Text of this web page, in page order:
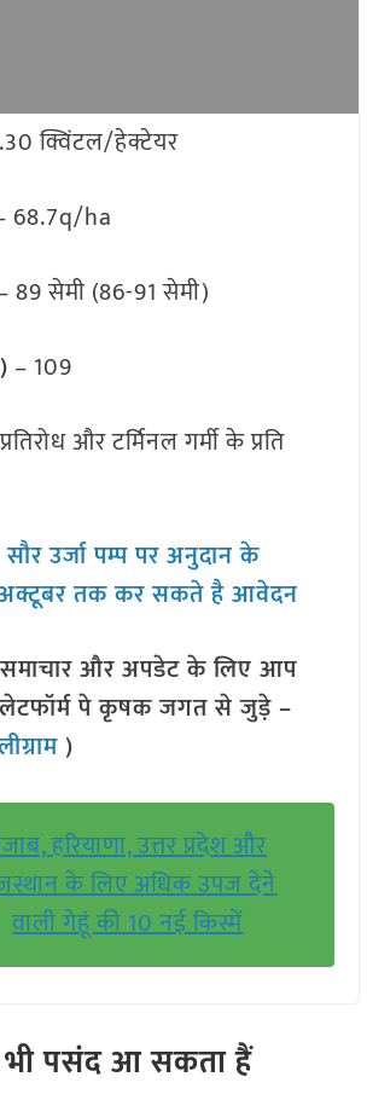
क्विंटल/हेक्टेयर
68.7q/ha
89 सेमी (86-91 सेमी)
– 109
और टर्मिनल गर्मी के प्रति
सौर उर्जा पम्प पर अनुदान के
तक कर सकते है आवेदन
और अपडेट के लिए आप
पे कृषक जगत से जुड़े –
)
हरियाणा, उत्तर प्रदेश और
के लिए अधिक उपज देने
वाली गेहूं की 10 नई किस्में
पसंद आ सकता हैं